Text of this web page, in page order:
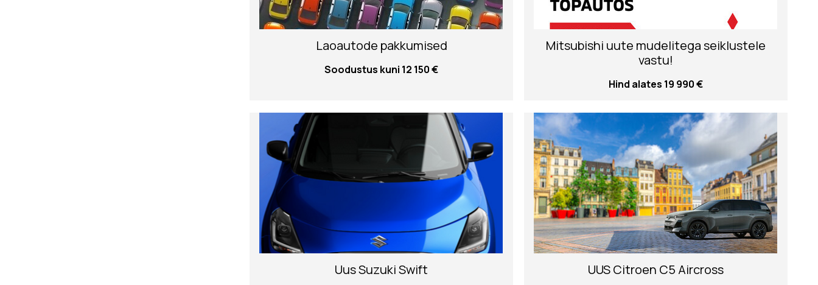
Laoautode pakkumised
Soodustus kuni 12 150 €
Mitsubishi uute mudelitega seiklustele
vastu!
Hind alates 19 990 €
Uus Suzuki Swift UUS Citroen C5 Aircross